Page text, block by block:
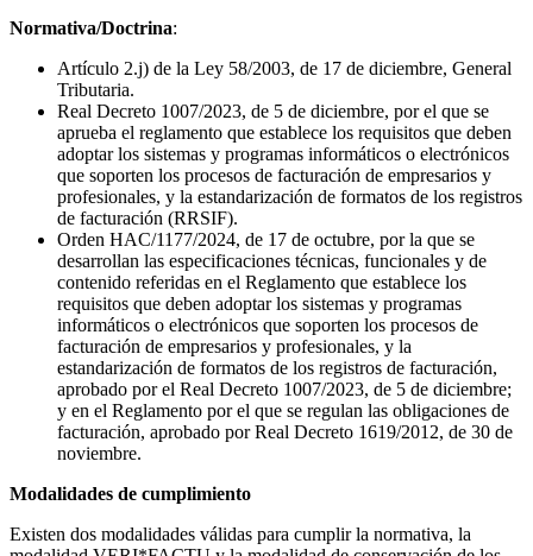
Normativa/Doctrina:
Artículo 2.j) de la Ley 58/2003, de 17 de diciembre, General
Tributaria.
Real Decreto 1007/2023, de 5 de diciembre, por el que se
aprueba el reglamento que establece los requisitos que deben
adoptar los sistemas y programas informáticos o electrónicos
que soporten los procesos de facturación de empresarios y
profesionales, y la estandarización de formatos de los registros
de facturación (RRSIF).
Orden HAC/1177/2024, de 17 de octubre, por la que se
desarrollan las especificaciones técnicas, funcionales y de
contenido referidas en el Reglamento que establece los
requisitos que deben adoptar los sistemas y programas
informáticos o electrónicos que soporten los procesos de
facturación de empresarios y profesionales, y la
estandarización de formatos de los registros de facturación,
aprobado por el Real Decreto 1007/2023, de 5 de diciembre;
y en el Reglamento por el que se regulan las obligaciones de
facturación, aprobado por Real Decreto 1619/2012, de 30 de
noviembre.
Modalidades de cumplimiento
Existen dos modalidades válidas para cumplir la normativa, la